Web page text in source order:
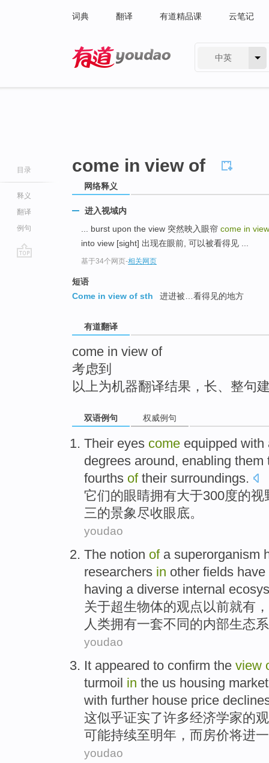
词典 翻译 有道精品课 云笔记
中英
目录
释义
翻译
例句
come in view of
网络释义
进入视域内
... burst upon the view 突然映入眼帘 come in
into view [sight] 出现在眼前, 可以被看得见 ...
基于34个网页-相关网页
短语
Come in view of sth
进进被…看得见的地方
有道翻译
come in view of
考虑到
以上为机器翻译结果，长、整句
双语例句 权威例句
Their eyes come equipped with
degrees around, enabling
fourths of their surroundings.
它们的眼睛拥有大于300度的视
三的景象尽收眼底。
youdao
The notion ofa superorganism
researchers in other fields have
having a diverse internal
关于超生物体的观点 以前就有
人类拥有一套不同 的内部生态
youdao
It appeared to confirm the view
turmoil in the us housing market
with further house price
这似乎证实了许多经济学家的
可能持续至明年 ， 而房价将进
youdao